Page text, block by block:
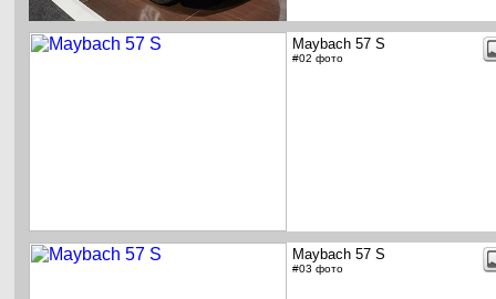
Maybach 57 S
#02 фото
Maybach 57 S
#03 фото